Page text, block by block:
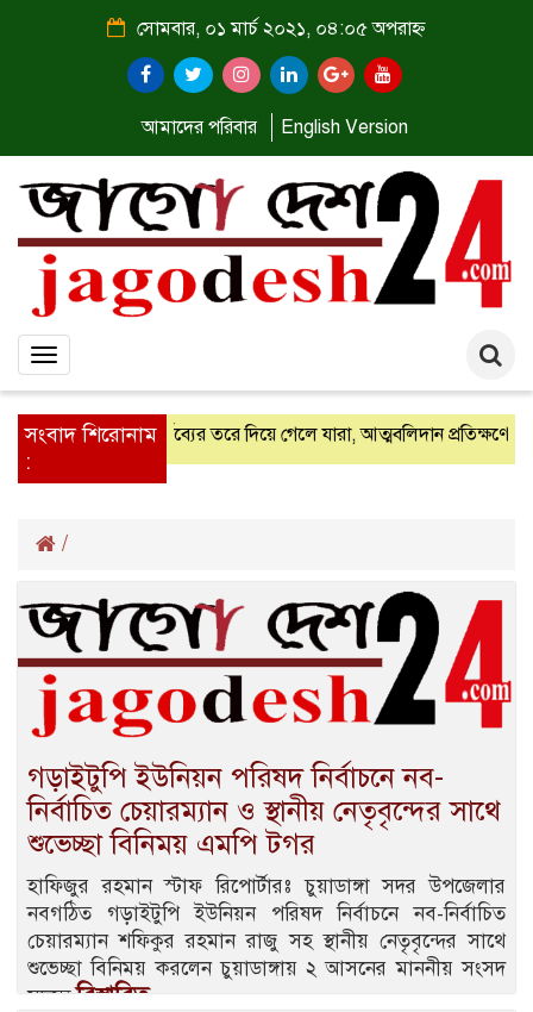
সোমবার, ০১ মার্চ ২০২১, ০৪:০৫ অপরাহ্ন
আমাদের পরিবার English Version
Toggle
navigation
সংবাদ শিরোনাম
:
এর সমাবেশ কর্তব্যের তরে দিয়ে গেলে যারা, আত্মবলিদান প্রতিক্ষণে
/
গড়াইটুপি ইউনিয়ন পরিষদ নির্বাচনে নব-
নির্বাচিত চেয়ারম্যান ও স্থানীয় নেতৃবৃন্দের সাথে
শুভেচ্ছা বিনিময় এমপি টগর
হাফিজুর রহমান স্টাফ রিপোর্টারঃ চুয়াডাঙ্গা সদর উপজেলার
নবগঠিত গড়াইটুপি ইউনিয়ন পরিষদ নির্বাচনে নব-নির্বাচিত
চেয়ারম্যান শফিকুর রহমান রাজু সহ স্থানীয় নেতৃবৃন্দের সাথে
শুভেচ্ছা বিনিময় করলেন চুয়াডাঙ্গায় ২ আসনের মাননীয় সংসদ
সদস্যবিস্তারিত...